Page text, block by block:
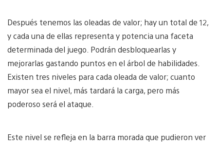
Después tenemos las oleadas de valor; hay un total de 12,
y cada una de ellas representa y potencia una faceta
determinada del juego. Podrán desbloquearlas y
mejorarlas gastando puntos en el árbol de habilidades.
Existen tres niveles para cada oleada de valor; cuanto
mayor sea el nivel, más tardará la carga, pero más
poderoso será el ataque.
Este nivel se refleja en la barra morada que pudieron ver